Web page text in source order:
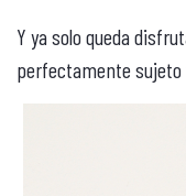
Y ya solo queda
perfectamente sujeto